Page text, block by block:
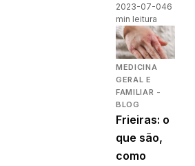
2023-07-046
min leitura
MEDICINA
GERAL E
FAMILIAR -
BLOG
Frieiras: o
que são,
como